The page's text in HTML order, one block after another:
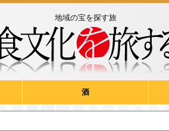
地域の宝を探す旅
酒